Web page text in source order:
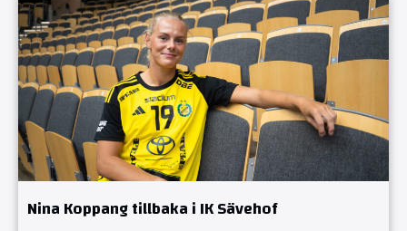
Nina Koppang tillbaka i IK Sävehof